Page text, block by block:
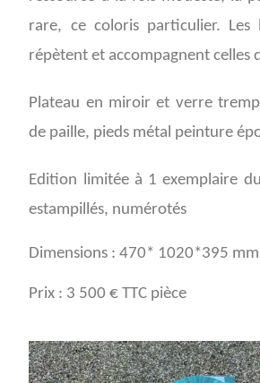
rare, ce coloris particulier. Les
répètent et accompagnent celles
Plateau en miroir et verre
de paille, pieds métal peinture
Edition limitée à 1 exemplaire
estampillés, numérotés
Dimensions : 470* 1020*395 mm
Prix : 3 500 € TTC pièce